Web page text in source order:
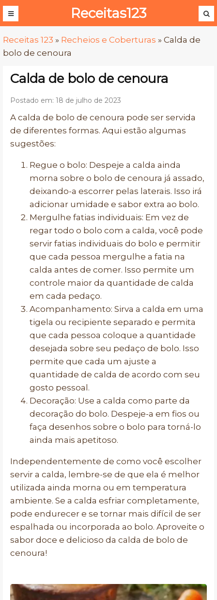
Receitas123
Receitas 123 » Recheios e Coberturas » Calda de
bolo de cenoura
Calda de bolo de cenoura
Postado em: 18 de julho de 2023
A calda de bolo de cenoura pode ser servida
de diferentes formas. Aqui estão algumas
sugestões:
Regue o bolo: Despeje a calda ainda
morna sobre o bolo de cenoura já assado,
deixando-a escorrer pelas laterais. Isso irá
adicionar umidade e sabor extra ao bolo.
Mergulhe fatias individuais: Em vez de
regar todo o bolo com a calda, você pode
servir fatias individuais do bolo e permitir
que cada pessoa mergulhe a fatia na
calda antes de comer. Isso permite um
controle maior da quantidade de calda
em cada pedaço.
Acompanhamento: Sirva a calda em uma
tigela ou recipiente separado e permita
que cada pessoa coloque a quantidade
desejada sobre seu pedaço de bolo. Isso
permite que cada um ajuste a
quantidade de calda de acordo com seu
gosto pessoal.
Decoração: Use a calda como parte da
decoração do bolo. Despeje-a em fios ou
faça desenhos sobre o bolo para torná-lo
ainda mais apetitoso.
Independentemente de como você escolher
servir a calda, lembre-se de que ela é melhor
utilizada ainda morna ou em temperatura
ambiente. Se a calda esfriar completamente,
pode endurecer e se tornar mais difícil de ser
espalhada ou incorporada ao bolo. Aproveite o
sabor doce e delicioso da calda de bolo de
cenoura!